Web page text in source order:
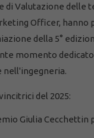
di Valutazione delle
Officer, hanno
della 5°
momento
del 2025:
Giulia Cecchettin